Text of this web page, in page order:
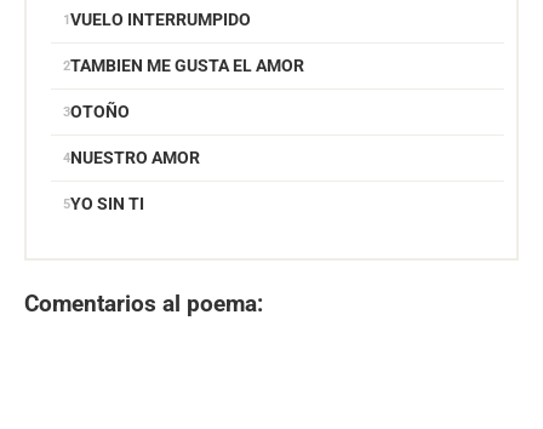
VUELO INTERRUMPIDO
TAMBIEN ME GUSTA EL AMOR
OTOÑO
NUESTRO AMOR
YO SIN TI
Comentarios al poema: